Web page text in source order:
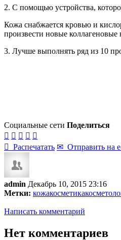
2. С помощью устройства,
Кожа снабжается кровью и
произвести новые коллагеновые
3. Лучше выполнять ряд из 10
Социальные сети Поделиться
    
 Распечатать ✉ Отправить на
admin Декабрь 10, 2015 23:16
Метки: кожакосметика
Написать комментарий
Нет комментариев